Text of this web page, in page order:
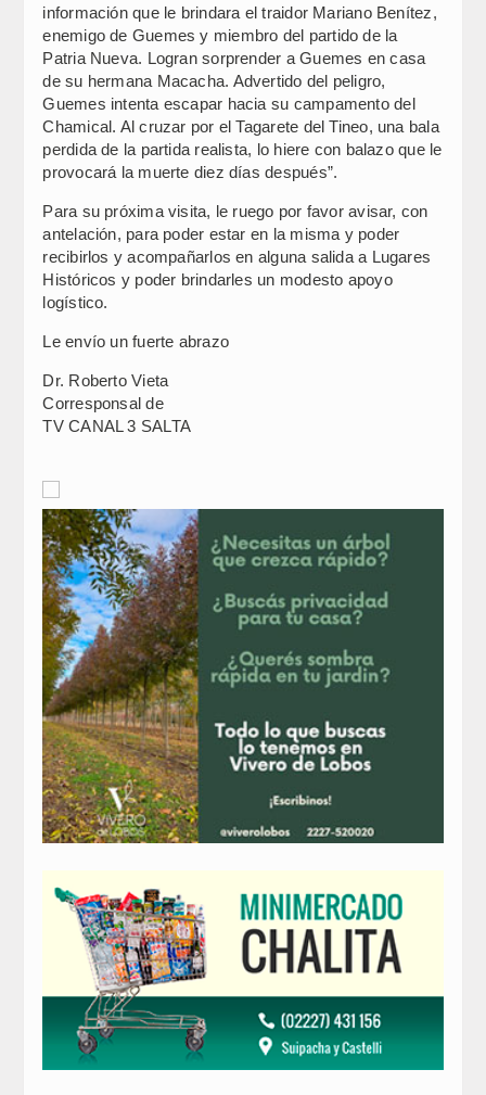
información que le brindara el traidor Mariano Benítez,
enemigo de Guemes y miembro del partido de la
Patria Nueva. Logran sorprender a Guemes en casa
de su hermana Macacha. Advertido del peligro,
Guemes intenta escapar hacia su campamento del
Chamical. Al cruzar por el Tagarete del Tineo, una bala
perdida de la partida realista, lo hiere con balazo que le
provocará la muerte diez días después”.
Para su próxima visita, le ruego por favor avisar, con
antelación, para poder estar en la misma y poder
recibirlos y acompañarlos en alguna salida a Lugares
Históricos y poder brindarles un modesto apoyo
logístico.
Le envío un fuerte abrazo
Dr. Roberto Vieta
Corresponsal de
TV CANAL 3 SALTA